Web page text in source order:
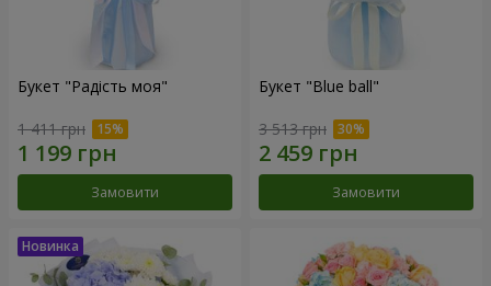
Букет "Радість моя"
1 411 грн
Замовити
Букет "Blue ball"
3 513 грн
Замовити